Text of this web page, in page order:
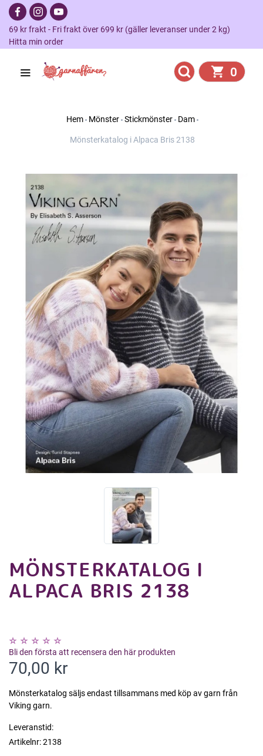
69 kr frakt - Fri frakt över 699 kr (gäller leveranser under 2 kg)
Hitta min order
0
Hem Mönster Stickmönster Dam
Mönsterkatalog i Alpaca Bris 2138
MÖNSTERKATALOG I
ALPACA BRIS 2138
Bli den första att recensera den här produkten
70,00 kr
Mönsterkatalog säljs endast tillsammans med köp av garn från
Viking garn.
Leveranstid:
Artikelnr:2138